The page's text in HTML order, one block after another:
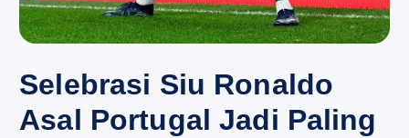
Selebrasi Siu Ronaldo
Asal Portugal Jadi Paling